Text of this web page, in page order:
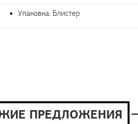
Упаковка: Блистер
ПРЕДЛОЖЕНИЯ